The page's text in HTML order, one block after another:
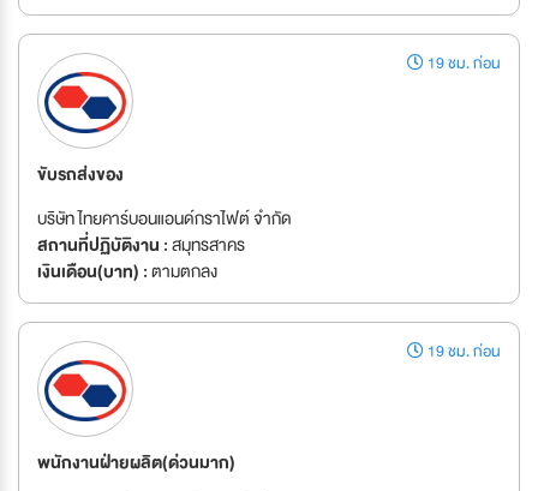
19 ชม. ก่อน
ขับรถส่งของ
บริษัท ไทยคาร์บอนแอนด์กราไฟต์ จำกัด
สถานที่ปฏิบัติงาน :สมุทรสาคร
เงินเดือน(บาท) :ตามตกลง
19 ชม. ก่อน
พนักงานฝ่ายผลิต(ด่วนมาก)